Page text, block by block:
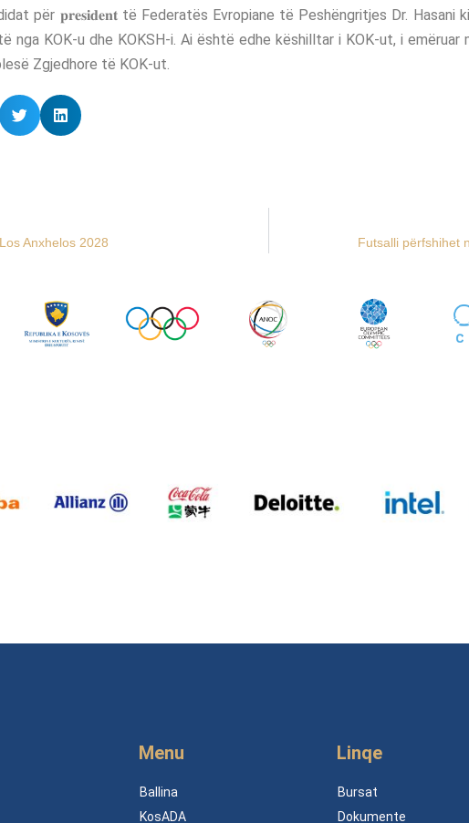
për 𝐩𝐫𝐞𝐬𝐢𝐝𝐞𝐧𝐭 të Federatës Evropiane të Peshëngritjes Dr. Hasani
nga KOK-u dhe KOKSH-i. Ai është edhe këshilltar i KOK-ut, i emëruar
Zgjedhore të KOK-ut.
Anxhelos 2028 Futsalli përfshihet
Menu
Ballina
KosADA
Linqe
Bursat
Dokumente